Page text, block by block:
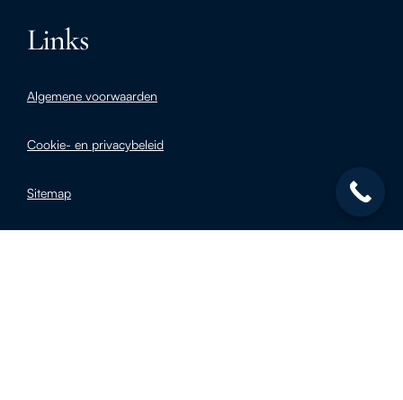
Links
Algemene voorwaarden
Cookie- en privacybeleid
Sitemap